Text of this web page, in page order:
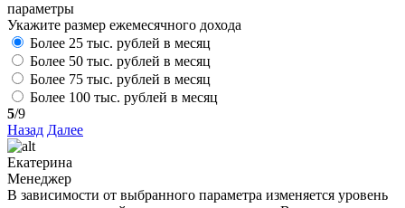
параметры
Укажите размер ежемесячного дохода
Более 25 тыс. рублей в месяц
Более 50 тыс. рублей в месяц
Более 75 тыс. рублей в месяц
Более 100 тыс. рублей в месяц
5/9
Назад Далее
Екатерина
Менеджер
В зависимости от выбранного параметра изменяется уровень